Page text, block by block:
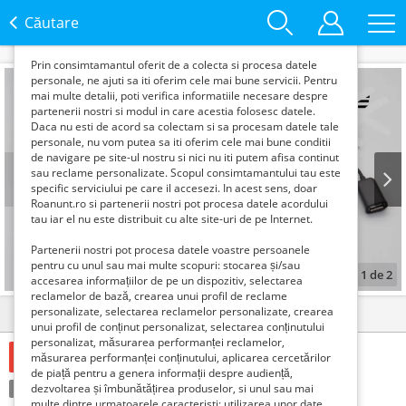
Căutare
Next
1 de2
Detalii Contact
5 Lei
Condiție:Folosit Tranzacţie:Vinde
date sunt folosite pentru analizarea traffic-ului pe site-ul
Prin consimtamantul oferit de a colecta si procesa datele
personale, ne ajuti sa iti oferim cele mai bune servicii. Pentru
mai multe detalii, poti verifica informatiile necesare despre
partenerii nostri si modul in care acestia folosesc datele.
Daca nu esti de acord sa colectam si sa procesam datele tale
personale, nu vom putea sa iti oferim cele mai bune conditii
de navigare pe site-ul nostru si nici nu iti putem afisa continut
sau reclame personalizate. Scopul consimtamantului tau este
specific serviciului pe care il accesezi. In acest sens, doar
Roanunt.ro si partenerii nostri pot procesa datele acordului
tau iar el nu este distribuit cu alte site-uri de pe Internet.
Partenerii nostri pot procesa datele voastre persoanele
pentru cu unul sau mai multe scopuri: stocarea și/sau
accesarea informațiilor de pe un dispozitiv, selectarea
reclamelor de bază, crearea unui profil de reclame
personalizate, selectarea reclamelor personalizate, crearea
unui profil de conținut personalizat, selectarea conținutului
personalizat, măsurarea performanței reclamelor,
măsurarea performanței conținutului, aplicarea cercetărilor
de piață pentru a genera informații despre audiență,
dezvoltarea și îmbunătățirea produselor, si unul sau mai